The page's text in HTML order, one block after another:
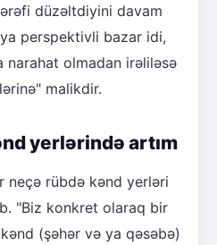
düzəltdiyini davam
perspektivli bazar idi,
narahat olmadan irəliləsə
malikdir.
yerlərində artım
neçə rübdə kənd yerləri
"Biz konkret olaraq bir
(şəhər və ya qəsəbə)